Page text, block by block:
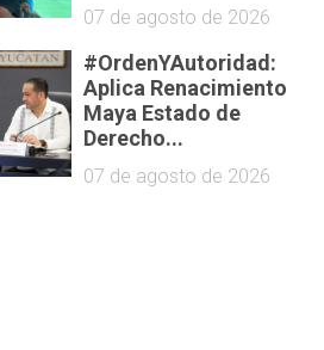
07 de agosto de 2026
#OrdenYAutoridad:
Aplica Renacimiento
Maya Estado de
Derecho...
07 de agosto de 2026